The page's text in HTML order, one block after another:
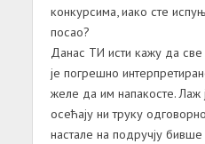
конкурсима, иако сте
посао?
Данас ТИ исти кажу да све
је погрешно
желе да им напакосте. Лаж
осећају ни труку
настале на подручју